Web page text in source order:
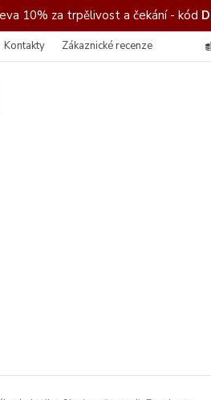
10% za trpělivost a čekání - kód
Kontakty Zákaznické recenze